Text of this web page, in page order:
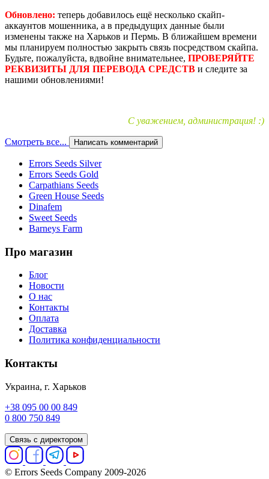
Обновлено: теперь добавилось ещё несколько скайп-
аккаунтов мошенника, а в предыдущих данные были
изменены также на Харьков и Пермь. В ближайшем времени
мы планируем полностью закрыть связь посредством скайпа.
Будьте, пожалуйста, вдвойне внимательнее, ПРОВЕРЯЙТЕ
РЕКВИЗИТЫ ДЛЯ ПЕРЕВОДА СРЕДСТВ и следите за
нашими обновлениями!
С уважением, администрация! :)
Смотреть все... Написать комментарий
Errors Seeds Silver
Errors Seeds Gold
Carpathians Seeds
Green House Seeds
Dinafem
Sweet Seeds
Barneys Farm
Про магазин
Блог
Новости
О нас
Контакты
Оплата
Доставка
Политика конфиденциальности
Контакты
Украина, г. Харьков
+38 095 00 00 849
0 800 750 849
Связь с директором
© Errors Seeds Company 2009-2026